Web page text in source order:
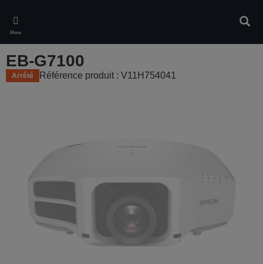
main
content
Menu
EB-G7100
Arrêté Référence produit : V11H754041